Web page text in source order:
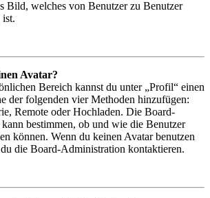
Bild, welches von Benutzer zu Benutzer
ist.
Avatar?
Bereich kannst du unter „Profil“ einen
der folgenden vier Methoden hinzufügen:
Remote oder Hochladen. Die Board-
bestimmen, ob und wie die Benutzer
können. Wenn du keinen Avatar benutzen
die Board-Administration kontaktieren.